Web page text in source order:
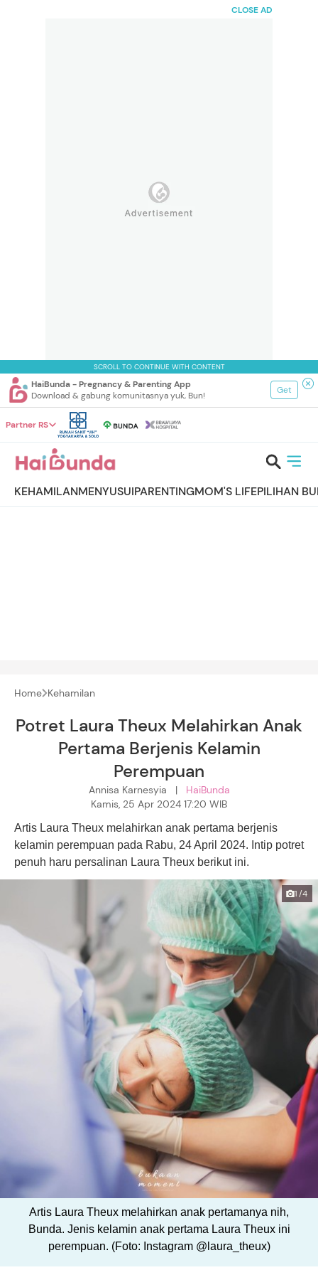
CLOSE AD
SCROLL TO CONTINUE WITH CONTENT
HaiBunda - Pregnancy & Parenting App
Download & gabung komunitasnya yuk, Bun!
Get
Partner RS
KEHAMILANMENYUSUIPARENTINGMOM'S LIFEPILIHAN
Home Kehamilan
Potret Laura Theux Melahirkan Anak
Pertama Berjenis Kelamin
Perempuan
Annisa Karnesyia | HaiBunda
Kamis, 25 Apr 2024 17:20 WIB
Artis Laura Theux melahirkan anak pertama berjenis
kelamin perempuan pada Rabu, 24 April 2024. Intip potret
penuh haru persalinan Laura Theux berikut ini.
1/4
Artis Laura Theux melahirkan anak pertamanya nih,
Bunda. Jenis kelamin anak pertama Laura Theux ini
perempuan. (Foto: Instagram @laura_theux)